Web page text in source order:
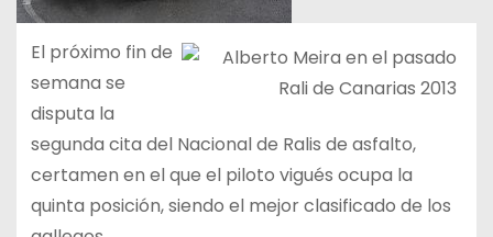
El próximo fin de
semana se
disputa la
segunda cita del Nacional de Ralis de asfalto,
certamen en el que el piloto vigués ocupa la
quinta posición, siendo el mejor clasificado de los